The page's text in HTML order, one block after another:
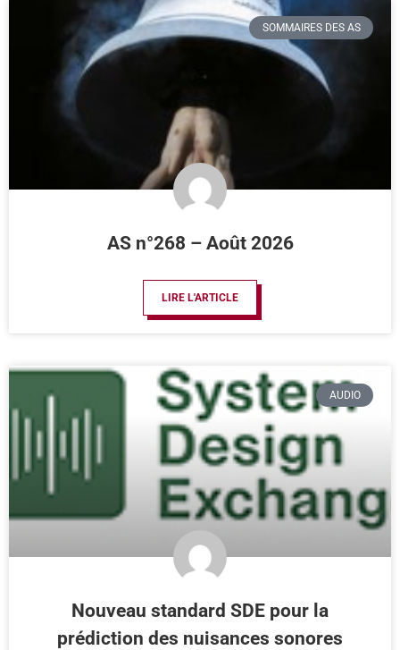
SOMMAIRES DES AS
AS n°268 – Août 2026
LIRE L'ARTICLE
AUDIO
Nouveau standard SDE pour la
prédiction des nuisances sonores